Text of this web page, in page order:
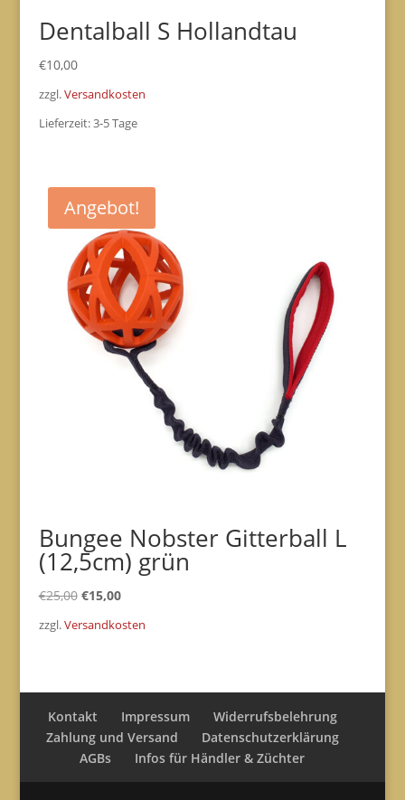
Dentalball S Hollandtau
€10,00
zzgl.Versandkosten
Lieferzeit:3-5 Tage
Angebot!
Bungee Nobster Gitterball L
(12,5cm) grün
€25,00 Ursprünglicher
€15,00Aktueller
zzgl.Versandkosten
Kontakt Impressum
Widerrufsbelehrung
Zahlung und Versand
Datenschutzerklärung
AGBs
Infos für Händler & Züchter